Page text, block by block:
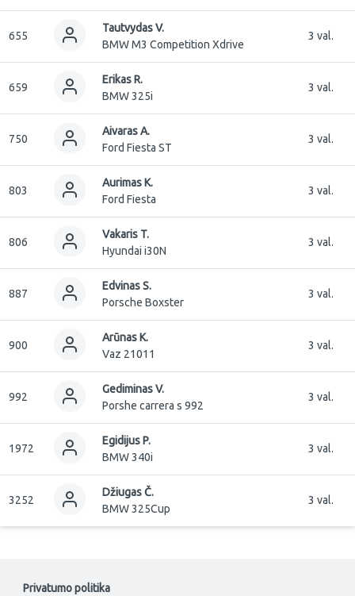
655
Tautvydas V.
BMW M3 Competition Xdrive
3 val.
659
Erikas R.
BMW 325i
3 val.
750
Aivaras A.
Ford Fiesta ST
3 val.
803
Aurimas K.
Ford Fiesta
3 val.
806
Vakaris T.
Hyundai i30N
3 val.
887
Edvinas S.
Porsche Boxster
3 val.
900
Arūnas K.
Vaz 21011
3 val.
992
Gediminas V.
Porshe carrera s 992
3 val.
1972
Egidijus P.
BMW 340i
3 val.
3252
Džiugas Č.
BMW 325Cup
3 val.
Privatumo politika